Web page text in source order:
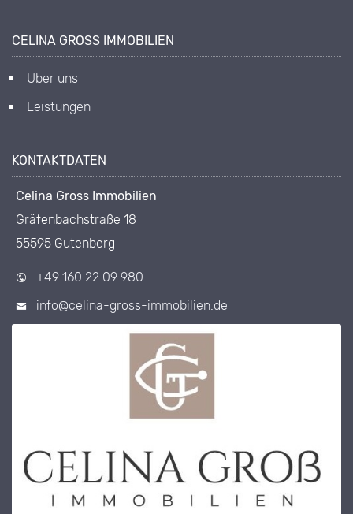
CELINA GROSS IMMOBILIEN
Über uns
Leistungen
KONTAKTDATEN
Celina Gross Immobilien
Gräfenbachstraße 18
55595 Gutenberg
+49 160 22 09 980
info@celina-gross-immobilien.de